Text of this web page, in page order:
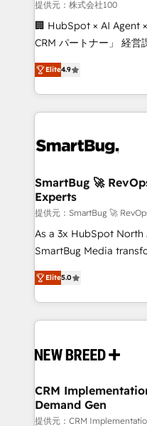
Onboarding: Live in
around your business,
Move from any legacy
run your revenue
service wired together.
tune-ups, feature rollouts,
HubSpot, switching to
We are built for the work.
提供元：株式会社100
🏢 HubSpot × AI Agent
CRM パートナー」 経営課題と現場業務をつなぐAIネイ
ティブ・エージェンシ
力で顧客フロント業務を再設計し
をする会社か？
トを組み込んだ顧客フ
ィブ・エージェンシーで
を、CRMを軸とした全
思決定者・PMO・現場担
HubSpot導入・活用支援
GTMの見える化・自動
タ品質設計、グループ
の一部をAIが自律実行す
Breeze・Claude等を
革を、構想から実装・定
の統合・浸透・変革管理を実行し
計・構築：リード獲得・
計・導線設計・テンプ
Elite4.9
SmartBug 🚀
Experts
提供元：SmartBug 🚀
As a 3x HubSpot North
SmartBug Media
into a revenue engine.
includes specialized
Software) and Point
making this the official
and system
trainers to drive platform
Generation - Full-funnel marketing and high-
performance
Elite5.0
CRM
Demand Gen
提供元：CRM